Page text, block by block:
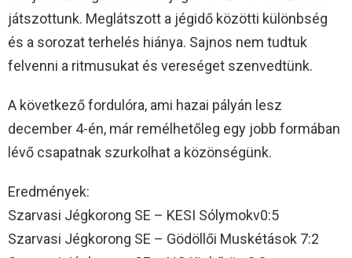
játszottunk. Meglátszott a jégidő közötti különbség
és a sorozat terhelés hiánya. Sajnos nem tudtuk
felvenni a ritmusukat és vereséget szenvedtünk.
A következő fordulóra, ami hazai pályán lesz
december 4-én, már remélhetőleg egy jobb formában
lévő csapatnak szurkolhat a közönségünk.
Eredmények:
Szarvasi Jégkorong SE – KESI Sólymokv0:5
Szarvasi Jégkorong SE – Gödöllői Muskétások 7:2